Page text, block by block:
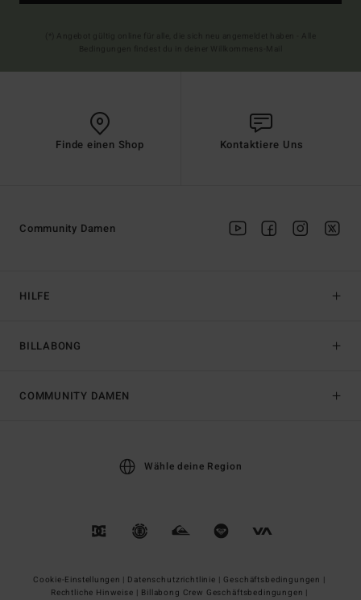
Finde einen Shop Kontaktiere Uns
HILFE
BILLABONG
Community Damen
COMMUNITY DAMEN
Wähle deine Region
Cookie-Einstellungen | Datenschutzrichtlinie | Geschäftsbedingungen |
Rechtliche Hinweise | Billabong Crew Geschäftsbedingungen |